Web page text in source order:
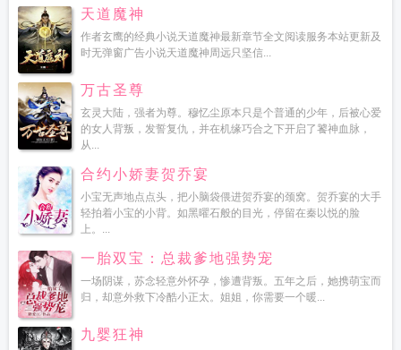
天道魔神
作者玄鹰的经典小说天道魔神最新章节全文阅读服务本站更新及
时无弹窗广告小说天道魔神周远只坚信...
万古圣尊
玄灵大陆，强者为尊。穆忆尘原本只是个普通的少年，后被心爱
的女人背叛，发誓复仇，并在机缘巧合之下开启了饕神血脉，
从...
合约小娇妻贺乔宴
小宝无声地点点头，把小脑袋偎进贺乔宴的颈窝。贺乔宴的大手
轻拍着小宝的小背。如黑曜石般的目光，停留在秦以悦的脸
上。...
一胎双宝：总裁爹地强势宠
一场阴谋，苏念轻意外怀孕，惨遭背叛。五年之后，她携萌宝而
归，却意外救下冷酷小正太。姐姐，你需要一个暖...
九婴狂神